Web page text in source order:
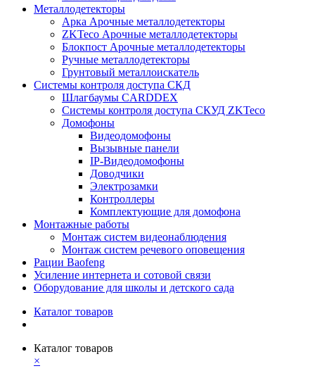
Металлодетекторы
Арка Арочные металлодетекторы
ZKTeco Арочные металлодетекторы
Блокпост Арочные металлодетекторы
Ручные металлодетекторы
Грунтовый металлоискатель
Системы контроля доступа СКД
Шлагбаумы CARDDEX
Системы контроля доступа СКУД ZKTeco
Домофоны
Видеодомофоны
Вызывные панели
IP-Видеодомофоны
Доводчики
Электрозамки
Контроллеры
Комплектующие для домофона
Монтажные работы
Монтаж систем видеонаблюдения
Монтаж систем речевого оповещения
Рации Baofeng
Усиление интернета и сотовой связи
Оборудование для школы и детского сада
Каталог товаров
Каталог товаров
×